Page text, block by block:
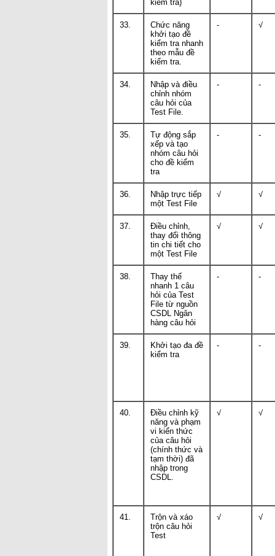
kiểm tra)
33.
Chức năng
khởi tạo đề
kiểm tra nhanh
theo mẫu đề
kiểm tra.
- √
34.
Nhập và điều
chỉnh nhóm
câu hỏi của
Test File.
- -
35.
Tự động sắp
xếp và tạo
nhóm câu hỏi
cho đề kiểm
tra
- -
36.
Nhập trực tiếp
một Test File
√ √
37.
Điều chỉnh,
thay đổi thông
tin chi tiết cho
một Test File
√ √
38.
Thay thế
nhanh 1 câu
hỏi của Test
File từ nguồn
CSDL Ngân
hàng câu hỏi
- -
39.
Khởi tạo đa đề
kiểm tra
- -
40.
Điều chỉnh kỹ
năng và phạm
vi kiến thức
của câu hỏi
(chính thức và
tạm thời) đã
nhập trong
CSDL.
√ √
41.
Trộn và xáo
trộn câu hỏi
Test
√ √